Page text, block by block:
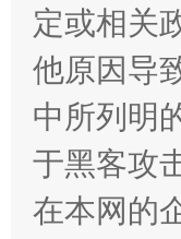
全民健身五年
定或相关
他原因导
中所列明
于黑客攻
在本网的